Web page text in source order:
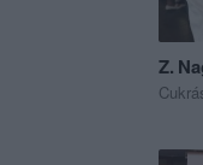
Z.